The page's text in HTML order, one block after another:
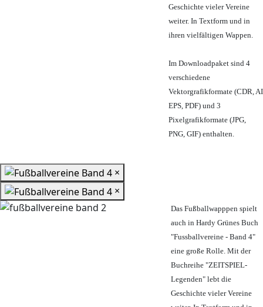
Geschichte vieler Vereine
weiter. In Textform und in
ihren vielfältigen Wappen.
Im Downloadpaket sind 4
verschiedene
Vektorgrafikformate (CDR, AI
EPS, PDF) und 3
Pixelgrafikformate (JPG,
PNG, GIF) enthalten.
×
×
Das Fußballwapppen spielt
auch in Hardy Grünes Buch
"Fussballvereine - Band 4"
eine große Rolle. Mit der
Buchreihe "ZEITSPIEL-
Legenden" lebt die
Geschichte vieler Vereine